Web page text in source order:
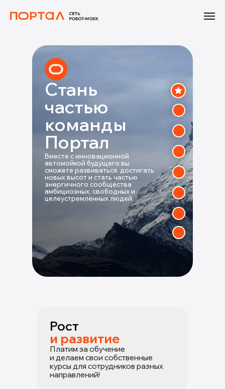
Стань
частью
команды
Портал
Вместе с инновационной
автомойкой будущего вы
сможете развиваться, достигать
новых высот и стать частью
энергичного сообщества
амбициозных, свободных и
целеустремлённых людей.
Рост
и развитие
Платим за обучение
и делаем свои собственные
курсы для сотрудников разных
направлений!